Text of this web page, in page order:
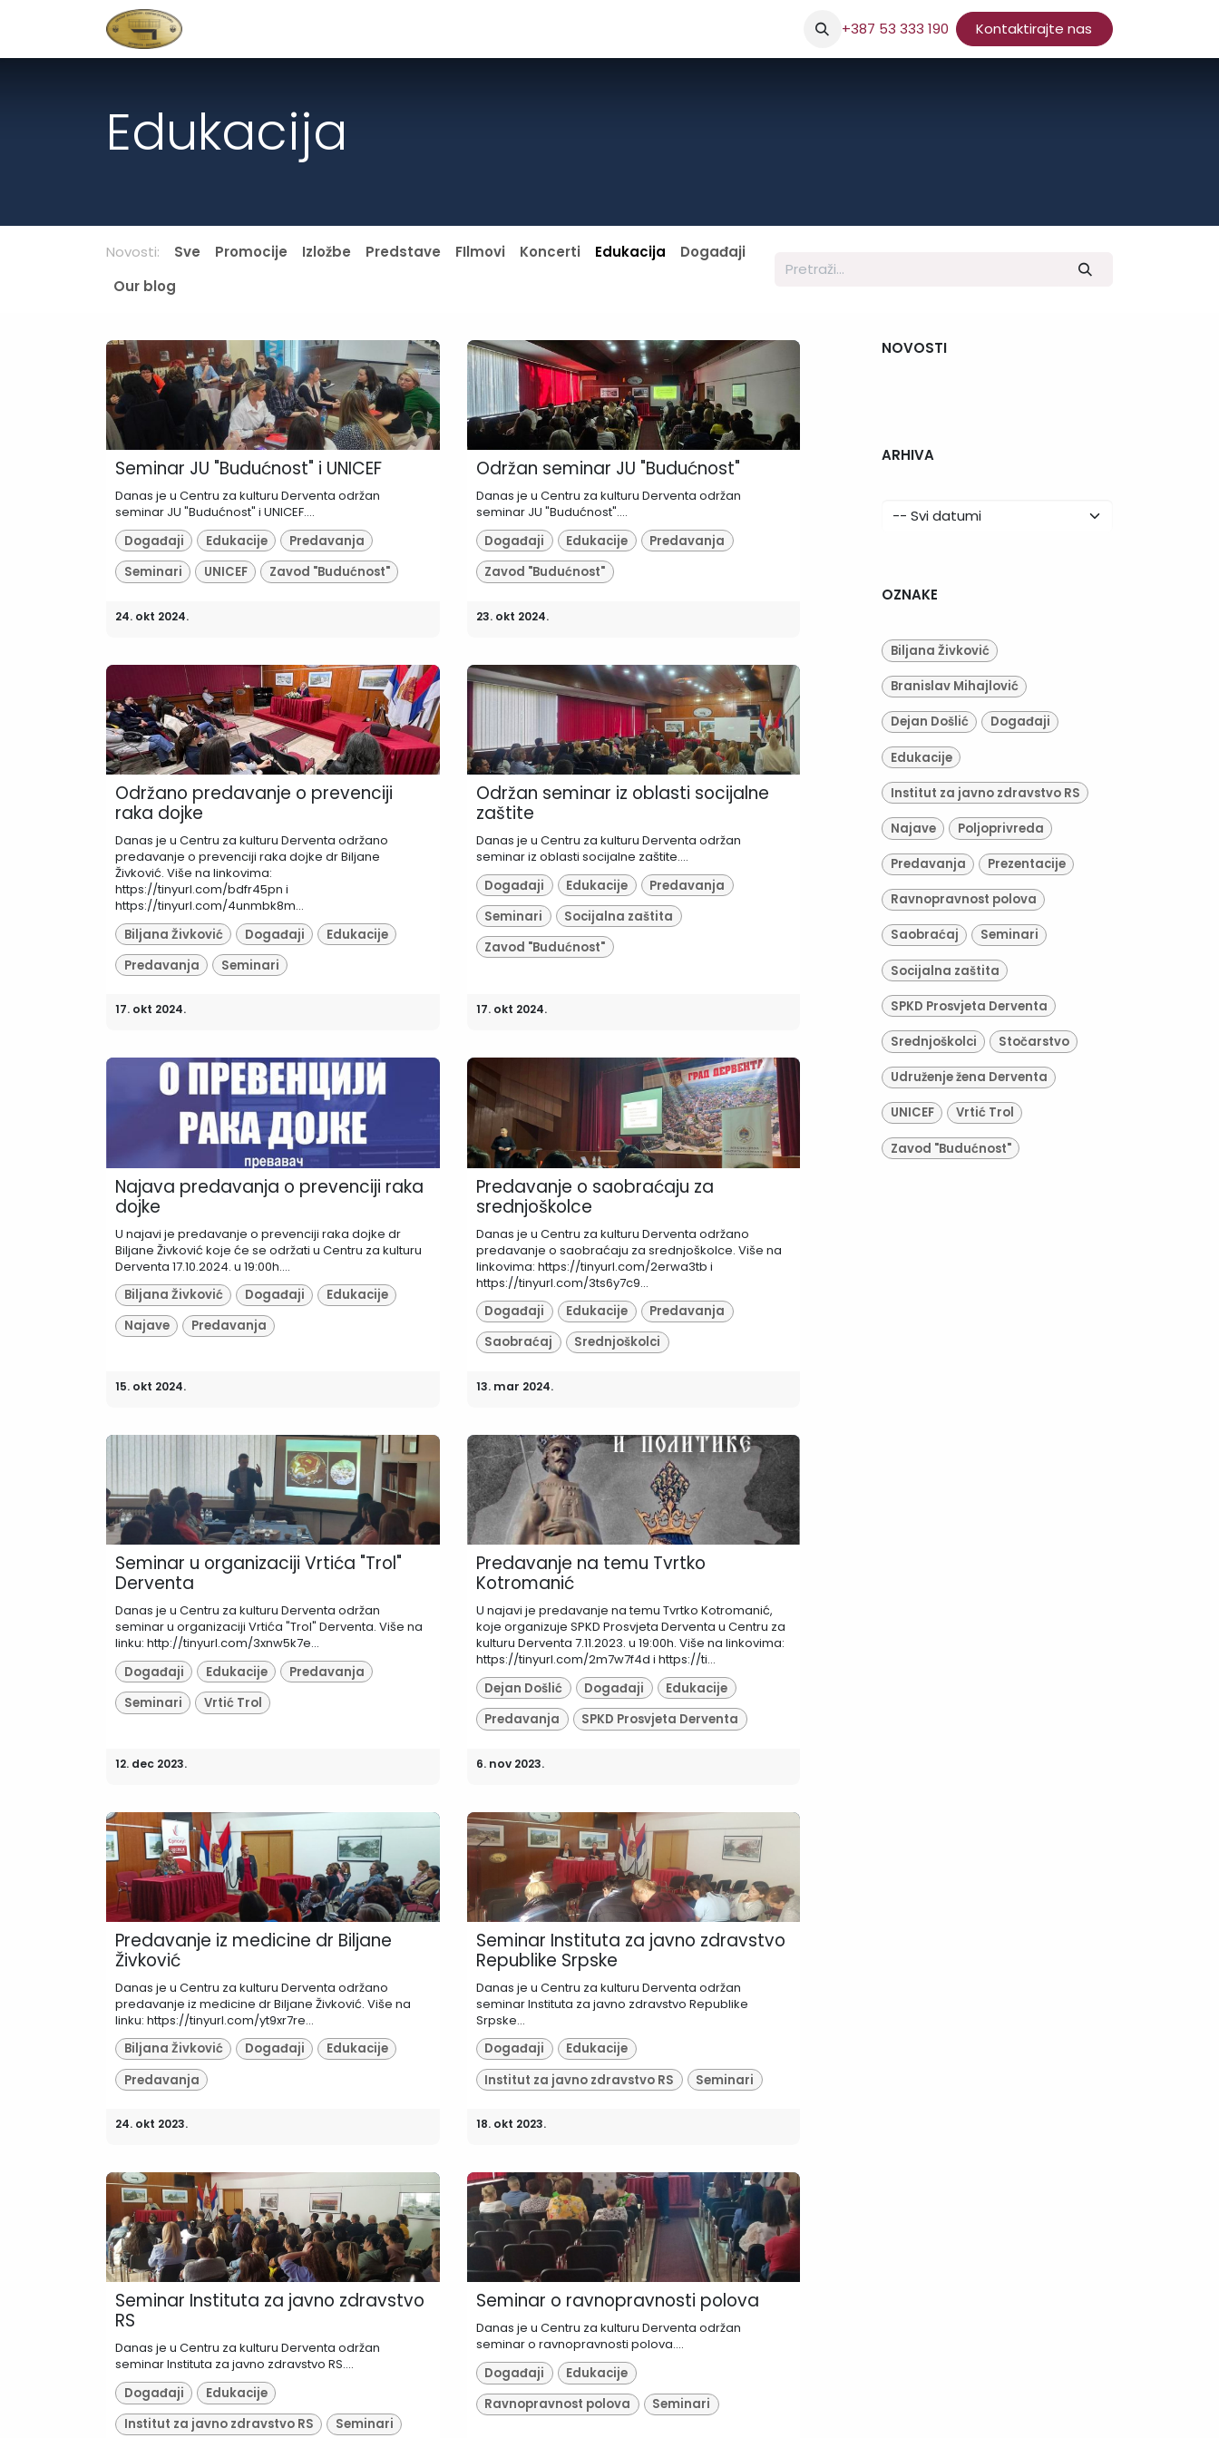
+387 53 333 190 Kontaktirajte nas
Edukacija
Novosti: Sve Promocije Izložbe Predstave FIlmovi Koncerti Edukacija
Događaji
Our blog
Seminar JU "Budućnost" i UNICEF
Danas je u Centru za kulturu Derventa održan
seminar JU "Budućnost" i UNICEF....
Događaji
Edukacije
Predavanja
Seminari
UNICEF Zavod "Budućnost"
24. okt 2024.
Održan seminar JU "Budućnost"
Danas je u Centru za kulturu Derventa održan
seminar JU "Budućnost"....
Događaji
Edukacije
Predavanja
Zavod "Budućnost"
23. okt 2024.
Održano predavanje o prevenciji
raka dojke
Danas je u Centru za kulturu Derventa održano
predavanje o prevenciji raka dojke dr Biljane
Živković. Više na linkovima:
https://tinyurl.com/bdfr45pn i
https://tinyurl.com/4unmbk8m...
Biljana Živković
Događaji
Edukacije
Predavanja
Seminari
17. okt 2024.
Održan seminar iz oblasti socijalne
zaštite
Danas je u Centru za kulturu Derventa održan
seminar iz oblasti socijalne zaštite....
Događaji
Edukacije
Predavanja
Seminari
Socijalna zaštita
Zavod "Budućnost"
17. okt 2024.
Najava predavanja o prevenciji raka
dojke
U najavi je predavanje o prevenciji raka dojke dr
Biljane Živković koje će se održati u Centru za kulturu
Derventa 17.10.2024. u 19:00h....
Biljana Živković
Događaji
Edukacije
Najave
Predavanja
15. okt 2024.
Predavanje o saobraćaju za
srednjoškolce
Danas je u Centru za kulturu Derventa održano
predavanje o saobraćaju za srednjoškolce. Više na
linkovima: https://tinyurl.com/2erwa3tb i
https://tinyurl.com/3ts6y7c9...
Događaji
Edukacije
Predavanja
Saobraćaj
Srednjoškolci
13. mar 2024.
Seminar u organizaciji Vrtića "Trol"
Derventa
Danas je u Centru za kulturu Derventa održan
seminar u organizaciji Vrtića "Trol" Derventa. Više na
linku: http://tinyurl.com/3xnw5k7e...
Događaji
Edukacije
Predavanja
Seminari
Vrtić Trol
12. dec 2023.
Predavanje na temu Tvrtko
Kotromanić
U najavi je predavanje na temu Tvrtko Kotromanić,
koje organizuje SPKD Prosvjeta Derventa u Centru za
kulturu Derventa 7.11.2023. u 19:00h. Više na linkovima:
https://tinyurl.com/2m7w7f4d i https://ti...
Dejan Došlić
Događaji
Edukacije
Predavanja
SPKD Prosvjeta Derventa
6. nov 2023.
Predavanje iz medicine dr Biljane
Živković
Danas je u Centru za kulturu Derventa održano
predavanje iz medicine dr Biljane Živković. Više na
linku: https://tinyurl.com/yt9xr7re...
Biljana Živković
Događaji
Edukacije
Predavanja
24. okt 2023.
Seminar Instituta za javno zdravstvo
Republike Srpske
Danas je u Centru za kulturu Derventa održan
seminar Instituta za javno zdravstvo Republike
Srpske...
Događaji
Edukacije
Institut za javno zdravstvo RS
Seminari
18. okt 2023.
Seminar Instituta za javno zdravstvo
RS
Danas je u Centru za kulturu Derventa održan
seminar Instituta za javno zdravstvo RS....
Događaji
Edukacije
Institut za javno zdravstvo RS
Seminari
Seminar o ravnopravnosti polova
Danas je u Centru za kulturu Derventa održan
seminar o ravnopravnosti polova....
Događaji
Edukacije
Ravnopravnost polova
Seminari
NOVOSTI
ARHIVA
OZNAKE
Biljana Živković
Branislav Mihajlović
Dejan Došlić Događaji
Edukacije
Institut za javno zdravstvo RS
Najave Poljoprivreda
Predavanja Prezentacije
Ravnopravnost polova
Saobraćaj Seminari
Socijalna zaštita
SPKD Prosvjeta Derventa
Srednjoškolci Stočarstvo
Udruženje žena Derventa
UNICEF Vrtić Trol
Zavod "Budućnost"